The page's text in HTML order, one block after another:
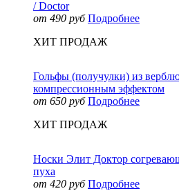
/ Doctor
от 490 руб Подробнее
ХИТ ПРОДАЖ
Гольфы (получулки) из
компрессионным эффектом
от 650 руб Подробнее
ХИТ ПРОДАЖ
Носки Элит Доктор
пуха
от 420 руб Подробнее